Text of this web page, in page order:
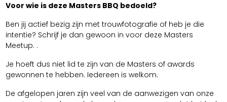
Voor wie is deze Masters BBQ bedoeld?
Ben jij actief bezig zijn met trouwfotografie of heb je die
intentie? Schrijf je dan gewoon in voor deze Masters
Meetup. .
Je hoeft dus niet lid te zijn van de Masters of awards
gewonnen te hebben. Iedereen is welkom.
De afgelopen jaren zijn veel van de aanwezigen van onze